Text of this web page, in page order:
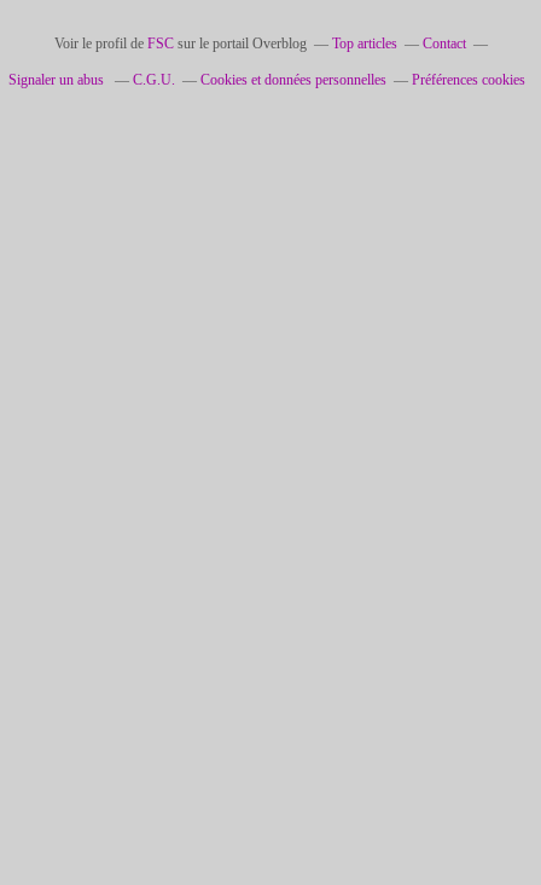
Voir le profil de FSCsur le portail Overblog Top articles Contact
Signaler un abus C.G.U. Cookies et données personnelles Préférences cookies